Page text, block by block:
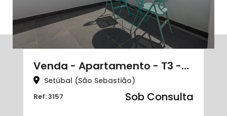
Venda - Apartamento - T3 -…
Setúbal (São Sebastião)
Sob Consulta
Ref: 3157